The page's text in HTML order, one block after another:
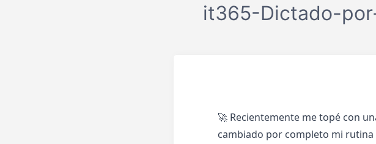
it365-Dictado-
🚀 Recientemente me topé con
cambiado por completo mi